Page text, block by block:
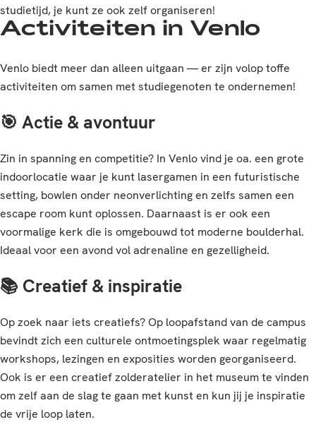
studietijd, je kunt ze ook zelf organiseren!
Activiteiten in Venlo
Venlo biedt meer dan alleen uitgaan — er zijn volop toffe
activiteiten om samen met studiegenoten te ondernemen!
🎯 Actie & avontuur
Zin in spanning en competitie? In Venlo vind je oa. een grote
indoorlocatie waar je kunt lasergamen in een futuristische
setting, bowlen onder neonverlichting en zelfs samen een
escape room kunt oplossen. Daarnaast is er ook een
voormalige kerk die is omgebouwd tot moderne boulderhal.
Ideaal voor een avond vol adrenaline en gezelligheid.
📚 Creatief & inspiratie
Op zoek naar iets creatiefs? Op loopafstand van de campus
bevindt zich een culturele ontmoetingsplek waar regelmatig
workshops, lezingen en exposities worden georganiseerd.
Ook is er een creatief zolderatelier in het museum te vinden
om zelf aan de slag te gaan met kunst en kun jij je inspiratie
de vrije loop laten.